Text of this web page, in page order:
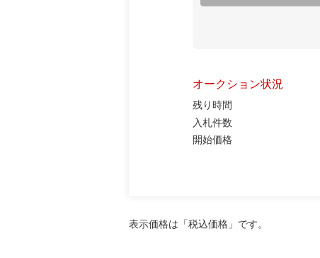
オークション状況
残り時間
入札件数
開始価格
表示価格は「税込価格」です。